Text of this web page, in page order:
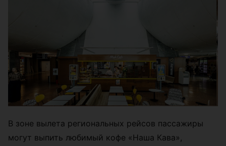
В зоне вылета региональных рейсов пассажиры
могут выпить любимый кофе «Наша Кава»,